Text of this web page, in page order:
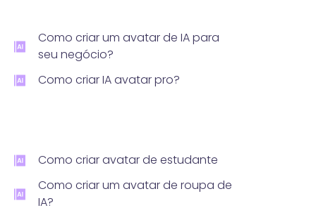
Como criar um avatar de IA para
seu negócio?
Como criar IA avatar pro?
Como criar avatar de estudante
Como criar um avatar de roupa de
IA?